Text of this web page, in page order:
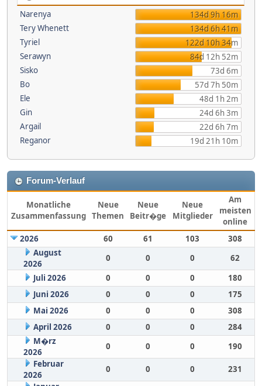
Narenya
134d 9h 16m
Tery Whenett
134d 6h 41m
Tyriel
122d 10h 34m
Serawyn
84d 12h 52m
Sisko
73d 6m
Bo
57d 7h 50m
Ele
48d 1h 2m
Gin
24d 6h 3m
Argail
22d 6h 7m
Reganor
19d 21h 10m
Forum-Verlauf
Monatliche
Zusammenfassung
Neue
Themen
Neue
Beitr�ge
Neue
Mitglieder
Am
meisten
online
2026
60 61 103
308
August
2026
0 0 0
62
Juli 2026
0 0 0
180
Juni 2026
0 0 0
175
Mai 2026
0 0 0
308
April 2026
0 0 0
284
M�rz
2026
0 0 0
190
Februar
2026
0 0 0
231